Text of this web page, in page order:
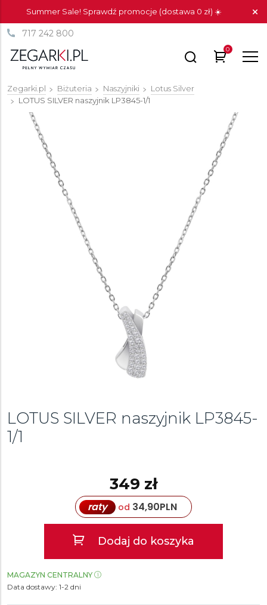
Summer Sale! Sprawdź promocje (dostawa 0 zł) ☀️
717 242 800
0
Zegarki.pl Biżuteria Naszyjniki
Lotus Silver
LOTUS SILVER naszyjnik LP3845-1/1
LOTUS SILVER naszyjnik LP3845-
1/1
349 zł
raty od 34,90PLN
Dodaj do koszyka
MAGAZYN CENTRALNY
Data dostawy: 1-2 dni